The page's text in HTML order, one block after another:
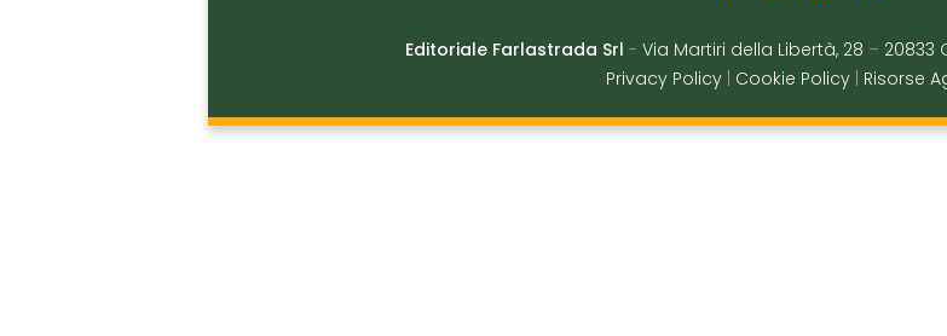
Editoriale Farlastrada Srl - Via Martiri della Libertà, 28 – 20833
Privacy Policy
Cookie Policy Risorse